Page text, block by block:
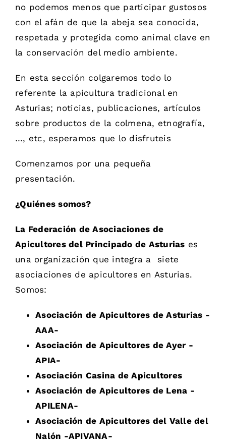
no podemos menos que participar gustosos
con el afán de que la abeja sea conocida,
respetada y protegida como animal clave en
la conservación del medio ambiente.
En esta sección colgaremos todo lo
referente la apicultura tradicional en
Asturias; noticias, publicaciones, artículos
sobre productos de la colmena, etnografía,
…, etc, esperamos que lo disfruteis
Comenzamos por una pequeña
presentación.
¿Quiénes somos?
La Federación de Asociaciones de
Apicultores del Principado de Asturias es
una organización que integra a siete
asociaciones de apicultores en Asturias.
Somos:
Asociación de Apicultores de Asturias -
AAA-
Asociación de Apicultores de Ayer -
APIA-
Asociación Casina de Apicultores
Asociación de Apicultores de Lena -
APILENA-
Asociación de Apicultores del Valle del
Nalón -APIVANA-